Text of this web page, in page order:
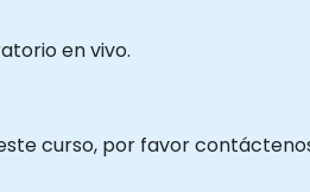
en vivo.
curso, por favor